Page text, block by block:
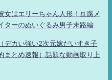
はエリーちゃん人形！豆腐メ
ターのぬいぐるみ男子末路編
デカい強い2次元嫁だいすき子
まとめ速報）話題な動画取り上